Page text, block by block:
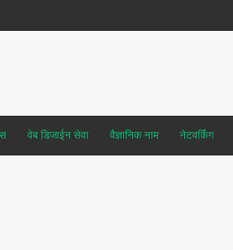
वेब डिजाईन सेवा वैज्ञानिक नाम नेटवर्किंग